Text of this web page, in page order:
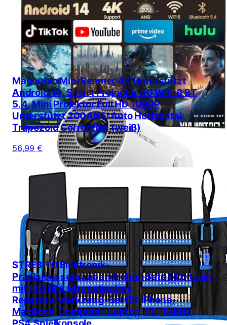
Magcubic Mini Beamer 4K Unterstützt
Android 14, Smart Projector 5G WiFi 6 BT
5.4, Mini Projektor Full HD 1080P
Unterstützt 200ANSI Auto Horizontal
Trapezoid Correction (weiß)
56,99 €
STREBITO Elektronik-
Präzisionsschraubendreher-Sets 142-teilig
mit 120 Bits Magnetisches
Reparaturwerkzeug-Set für iPhone,
MacBook, Computer, Laptop, PC, Tablet,